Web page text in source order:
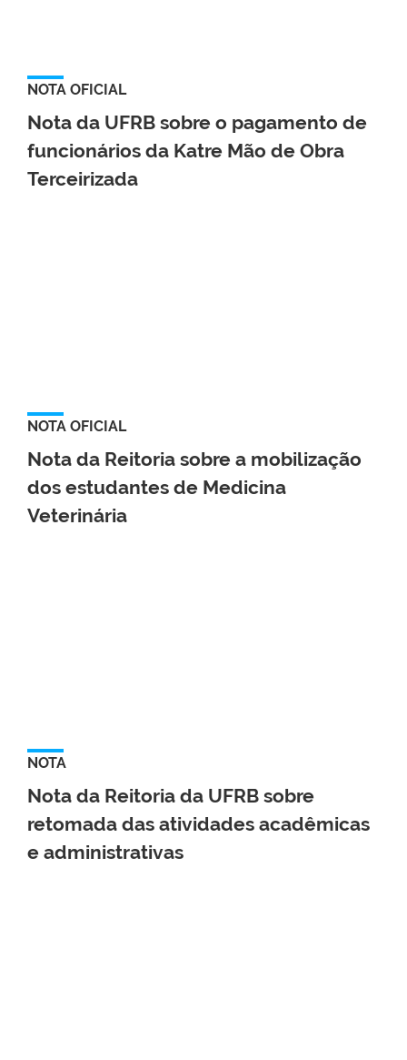
NOTA OFICIAL
Nota da UFRB sobre o pagamento de
funcionários da Katre Mão de Obra
Terceirizada
NOTA OFICIAL
Nota da Reitoria sobre a mobilização
dos estudantes de Medicina
Veterinária
NOTA
Nota da Reitoria da UFRB sobre
retomada das atividades acadêmicas
e administrativas